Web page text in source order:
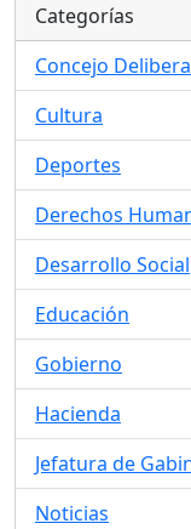
Categorías
Concejo
Cultura
Deportes
Derechos
Desarrollo Social
Educación
Gobierno
Hacienda
Jefatura de
Noticias